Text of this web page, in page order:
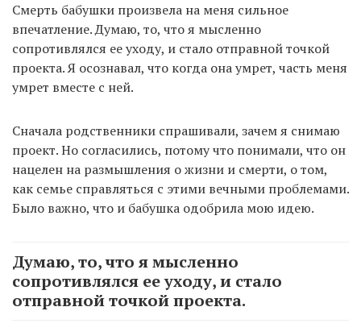
Смерть бабушки произвела на меня сильное
впечатление. Думаю, то, что я мысленно
сопротивлялся ее уходу, и стало отправной точкой
проекта. Я осознавал, что когда она умрет, часть меня
умрет вместе с ней.
Сначала родственники спрашивали, зачем я снимаю
проект. Но согласились, потому что понимали, что он
нацелен на размышления о жизни и смерти, о том,
как семье справляться с этими вечными проблемами.
Было важно, что и бабушка одобрила мою идею.
Думаю, то, что я мысленно
сопротивлялся ее уходу, и стало
отправной точкой проекта.